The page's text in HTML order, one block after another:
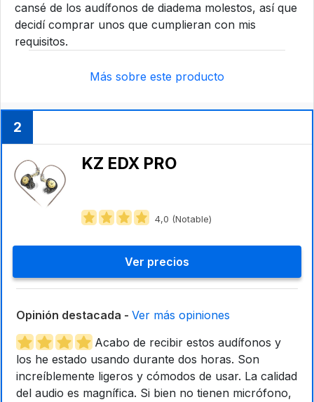
cansé de los audífonos de diadema molestos, así que
decidí comprar unos que cumplieran con mis
requisitos.
Más sobre este producto
2
KZ EDX PRO
4,0 (Notable)
Ver precios
Opinión destacada - Ver más opiniones
Acabo de recibir estos audífonos y
los he estado usando durante dos horas. Son
increíblemente ligeros y cómodos de usar. La calidad
del audio es magnífica. Si bien no tienen micrófono,